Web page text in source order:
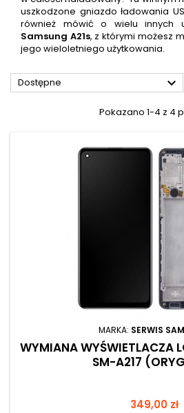
uszkodzone gniazdo ładowania
również mówić o wielu innych
Samsung A21s, z którymi możesz
jego wieloletniego użytkowania.
Dostępne 
Pokazano 1-4 z 4
MARKA: SERWIS
WYMIANA WYŚWIETLACZA
SM-A217
Cena
349,00 zł